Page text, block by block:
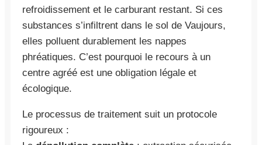
refroidissement et le carburant restant. Si ces
substances s’infiltrent dans le sol de Vaujours,
elles polluent durablement les nappes
phréatiques. C’est pourquoi le recours à un
centre agréé est une obligation légale et
écologique.
Le processus de traitement suit un protocole
rigoureux :